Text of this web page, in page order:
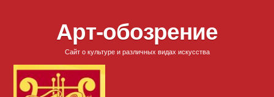
Арт-обозрение
Сайт о культуре и различных видах искусства